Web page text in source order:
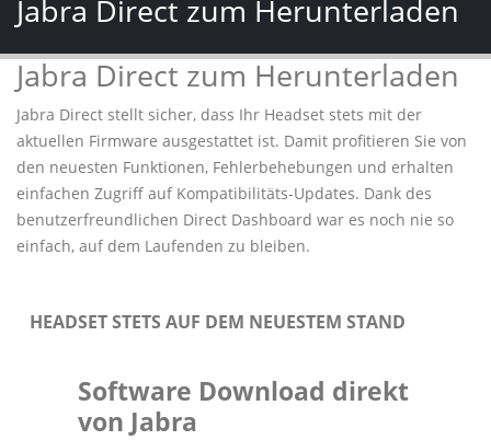
Jabra Direct zum Herunterladen
Jabra Direct zum Herunterladen
Jabra Direct stellt sicher, dass Ihr Headset stets mit der
aktuellen Firmware ausgestattet ist. Damit profitieren Sie von
den neuesten Funktionen, Fehlerbehebungen und erhalten
einfachen Zugriff auf Kompatibilitäts-Updates. Dank des
benutzerfreundlichen Direct Dashboard war es noch nie so
einfach, auf dem Laufenden zu bleiben.
HEADSET STETS AUF DEM NEUESTEM STAND
Software Download direkt
von Jabra